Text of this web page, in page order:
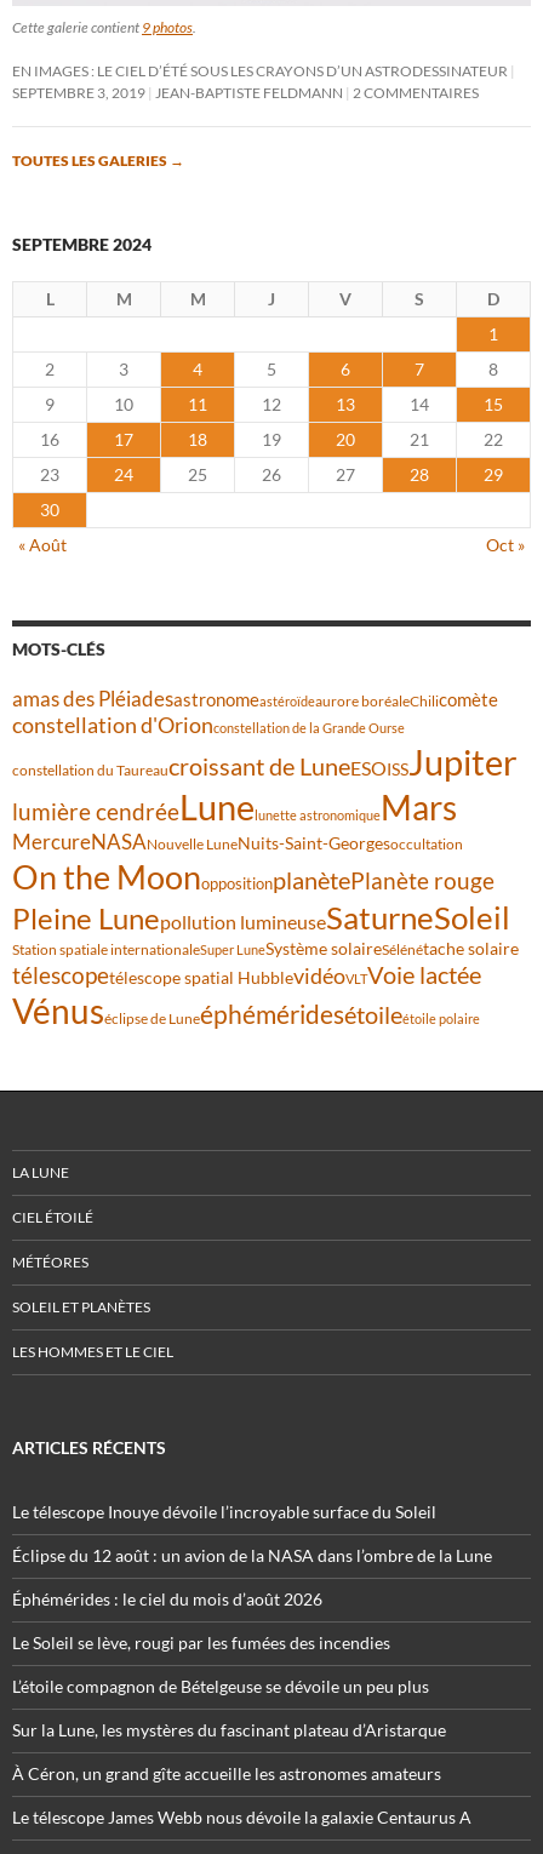
Cette galerie contient 9 photos
EN IMAGES : LE CIEL D’ÉTÉ SOUS LES CRAYONS D’UN ASTRODESSINATEUR
SEPTEMBRE 3, 2019
JEAN-BAPTISTE FELDMANN 2 COMMENTAIRES
TOUTES LES GALERIES →
SEPTEMBRE 2024
L M M J V S
D
1
2
3 4 5 6 7
8
9
10 11 12 13 14
15
16
17 18 19 20 21
22
23
24 25 26 27 28
29
30
« Août
Oct »
MOTS-CLÉS
amas des Pléiadesastronomeastéroïdeaurore boréaleChilicomète
constellation d'Orionconstellation de la Grande Ourse
constellation du Taureaucroissant de LuneESOISSJupiter
lumière cendréeLunelunette astronomiqueMars
MercureNASANouvelle LuneNuits-Saint-Georgesoccultation
On the MoonoppositionplanètePlanète rouge
Pleine Lunepollution lumineuseSaturneSoleil
Station spatiale internationaleSuper LuneSystème solaireSélénétache solaire
télescopetélescope spatial HubblevidéoVLTVoie lactée
Vénuséclipse de Luneéphéméridesétoileétoile polaire
LA LUNE
CIEL ÉTOILÉ
MÉTÉORES
SOLEIL ET PLANÈTES
LES HOMMES ET LE CIEL
ARTICLES RÉCENTS
Le télescope Inouye dévoile l’incroyable surface du Soleil
Éclipse du 12 août : un avion de la NASA dans l’ombre de la Lune
Éphémérides : le ciel du mois d’août 2026
Le Soleil se lève, rougi par les fumées des incendies
L’étoile compagnon de Bételgeuse se dévoile un peu plus
Sur la Lune, les mystères du fascinant plateau d’Aristarque
À Céron, un grand gîte accueille les astronomes amateurs
Le télescope James Webb nous dévoile la galaxie Centaurus A